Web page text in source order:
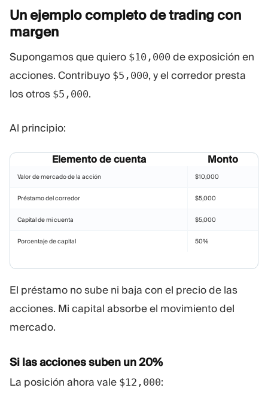
Un ejemplo completo de trading con
margen
Supongamos que quiero $10,000 de exposición en
acciones. Contribuyo $5,000, y el corredor presta
los otros $5,000.
Al principio:
Elemento de cuenta Monto
Valor de mercado de la acción $10,000
Préstamo del corredor $5,000
Capital de mi cuenta $5,000
Porcentaje de capital 50%
El préstamo no sube ni baja con el precio de las
acciones. Mi capital absorbe el movimiento del
mercado.
Si las acciones suben un 20%
La posición ahora vale $12,000: